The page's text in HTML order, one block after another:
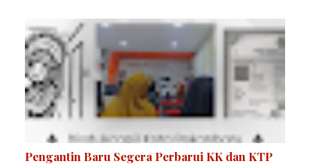
Pengantin Baru Segera Perbarui KK dan KTP